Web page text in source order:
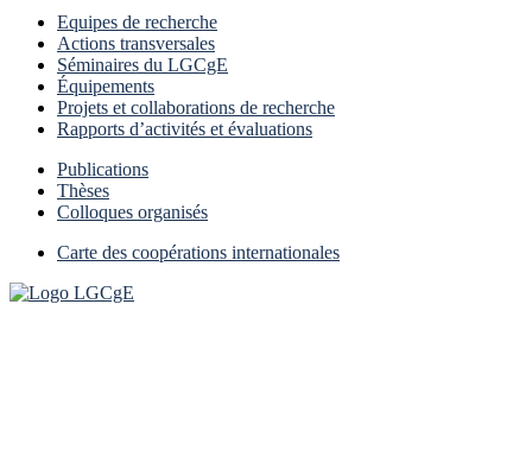
Equipes de recherche
Actions transversales
Séminaires du LGCgE
Équipements
Projets et collaborations de recherche
Rapports d’activités et évaluations
Publications
Thèses
Colloques organisés
Carte des coopérations internationales